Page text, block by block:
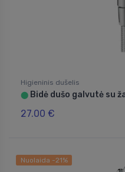
Higieninis dušelis
⬤ Bidė dušo galvutė su
27.00 €
Nuolaida -21%